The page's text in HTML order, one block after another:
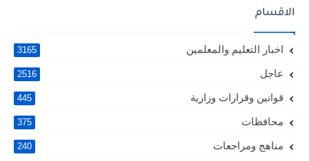
الاقسام
اخبار التعليم والمعلمين 3165
عاجل 2516
قوانين وقرارات وزارية 445
محافظات 375
مناهج ومراجعات 240